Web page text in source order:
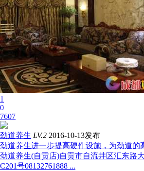
1
0
7607
劲道养生 LV.2 2016-10-13发布
劲道养生进一步提高硬件设施，为劲道的
劲道养生(自贡店)自贡市自流井区汇东路
C201号08132761888 ...